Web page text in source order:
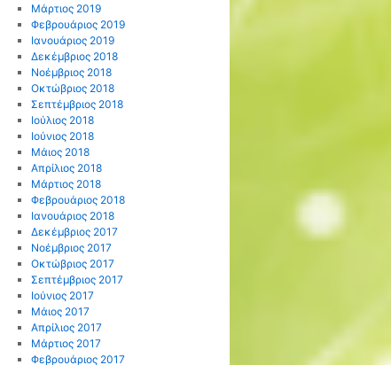
Μάρτιος 2019
Φεβρουάριος 2019
Ιανουάριος 2019
Δεκέμβριος 2018
Νοέμβριος 2018
Οκτώβριος 2018
Σεπτέμβριος 2018
Ιούλιος 2018
Ιούνιος 2018
Μάιος 2018
Απρίλιος 2018
Μάρτιος 2018
Φεβρουάριος 2018
Ιανουάριος 2018
Δεκέμβριος 2017
Νοέμβριος 2017
Οκτώβριος 2017
Σεπτέμβριος 2017
Ιούνιος 2017
Μάιος 2017
Απρίλιος 2017
Μάρτιος 2017
Φεβρουάριος 2017